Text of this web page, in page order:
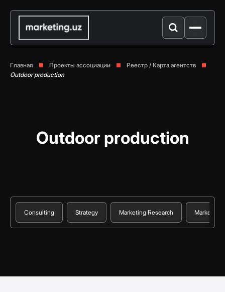
Главная Проекты ассоциации
Реестр / Карта агентств
Outdoor production
Outdoor production
Consulting Strategy Marketing Research Marketing